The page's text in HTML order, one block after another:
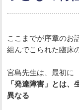
ここまでが序章のお
組んでこられた臨床
宮島先生は、最初に
「発達障害」とは
異なる